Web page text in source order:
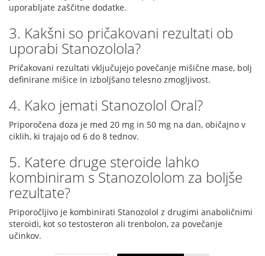
uporabljate zaščitne dodatke.
3. Kakšni so pričakovani rezultati ob
uporabi Stanozolola?
Pričakovani rezultati vključujejo povečanje mišične mase, bolj
definirane mišice in izboljšano telesno zmogljivost.
4. Kako jemati Stanozolol Oral?
Priporočena doza je med 20 mg in 50 mg na dan, običajno v
ciklih, ki trajajo od 6 do 8 tednov.
5. Katere druge steroide lahko
kombiniram s Stanozololom za boljše
rezultate?
Priporočljivo je kombinirati Stanozolol z drugimi anaboličnimi
steroidi, kot so testosteron ali trenbolon, za povečanje
učinkov.